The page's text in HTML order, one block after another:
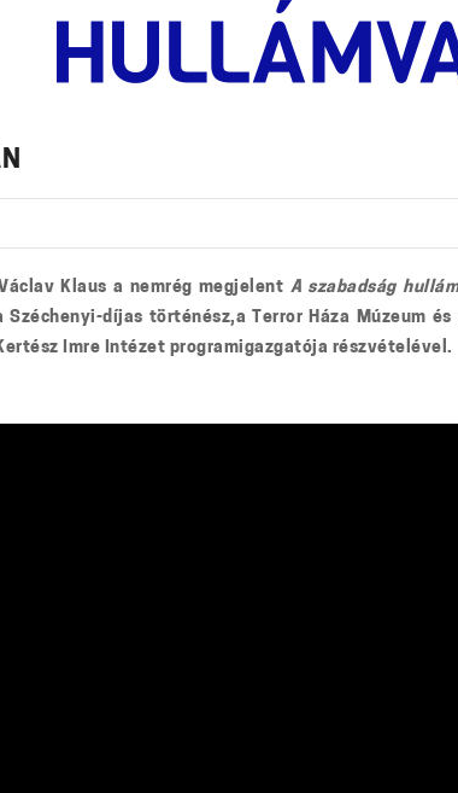
Klaus a nemrég megjelent A szabadság
díjas történész,a Terror Háza Múzeum
Imre Intézet programigazgatója részvételével.